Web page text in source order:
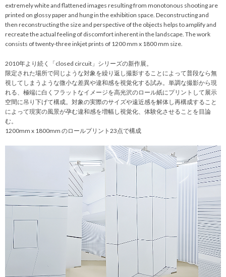
extremely white and flattened images resulting from monotonous shooting are
printed on glossy paper and hung in the exhibition space. Deconstructing and
then reconstructing the size and perspective of the objects helps to amplify and
recreate the actual feeling of discomfort inherent in the landscape. The work
consists of twenty-three inkjet prints of 1200 mm x 1800 mm size.
2010年より続く「closed circuit」シリーズの新作展。
限定された場所で同じような対象を繰り返し撮影することによって普段なら無
視してしまうような微小な差異や違和感を視覚化する試み。単調な撮影から現
れる、極端に白くフラットなイメージを高光沢のロール紙にプリントして展示
空間に吊り下げて構成。対象の実際のサイズや遠近感を解体し再構成すること
によって現実の風景が孕む違和感を増幅し視覚化、体験化させることを目論
む。
1200mm x 1800mm のロールプリント23点で構成